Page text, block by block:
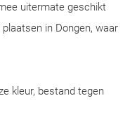
uitermate geschikt
in Dongen, waar
kleur, bestand tegen